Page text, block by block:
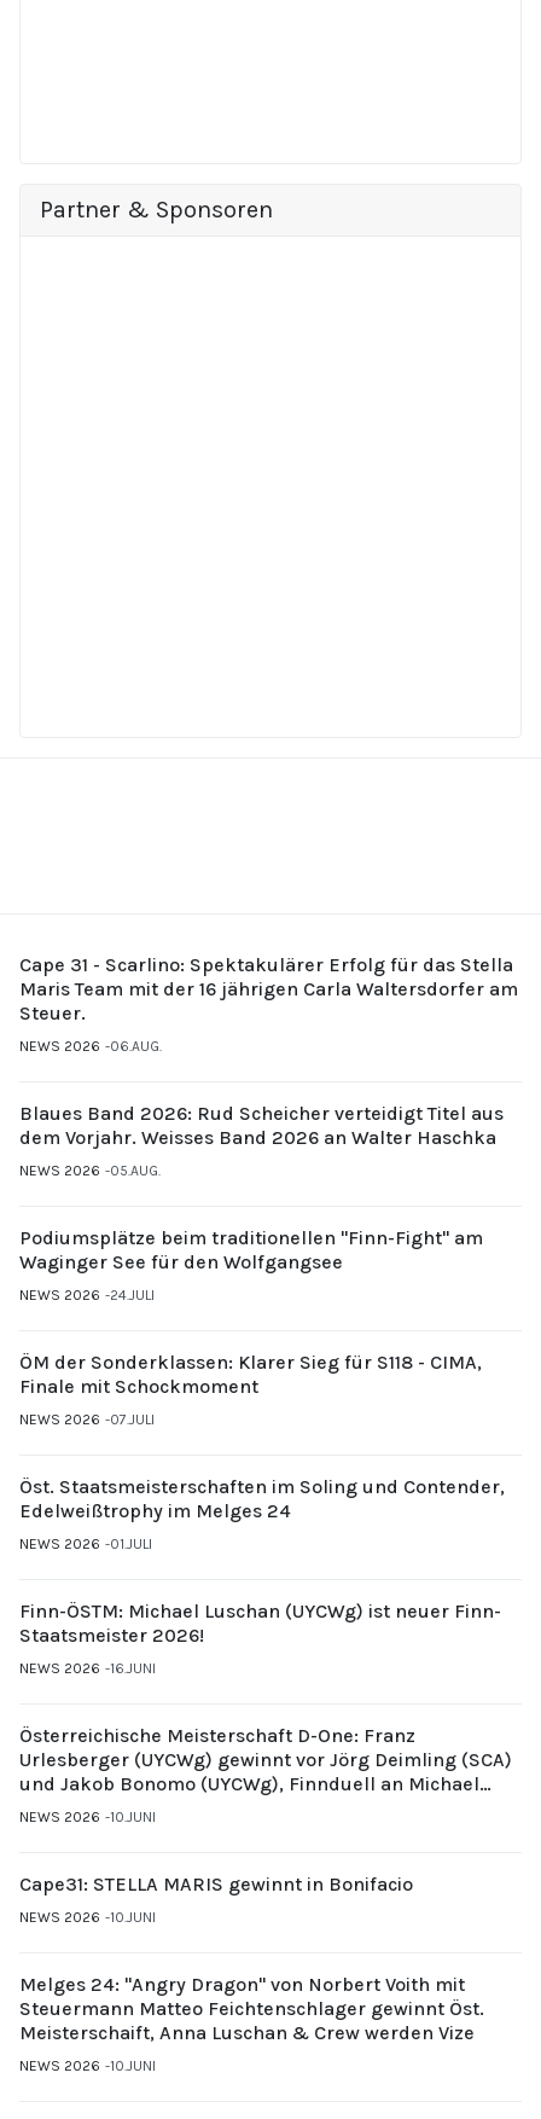
Partner & Sponsoren
Cape 31 - Scarlino: Spektakulärer Erfolg für das Stella
Maris Team mit der 16 jährigen Carla Waltersdorfer am
Steuer.
NEWS 2026 06.AUG.
Blaues Band 2026: Rud Scheicher verteidigt Titel aus
dem Vorjahr. Weisses Band 2026 an Walter Haschka
NEWS 2026 05.AUG.
Podiumsplätze beim traditionellen "Finn-Fight" am
Waginger See für den Wolfgangsee
NEWS 2026 24.JULI
ÖM der Sonderklassen: Klarer Sieg für S118 - CIMA,
Finale mit Schockmoment
NEWS 2026 07.JULI
Öst. Staatsmeisterschaften im Soling und Contender,
Edelweißtrophy im Melges 24
NEWS 2026 01.JULI
Finn-ÖSTM: Michael Luschan (UYCWg) ist neuer Finn-
Staatsmeister 2026!
NEWS 2026 16.JUNI
Österreichische Meisterschaft D-One: Franz
Urlesberger (UYCWg) gewinnt vor Jörg Deimling (SCA)
und Jakob Bonomo (UYCWg), Finnduell an Michael
Gubi (UYCMo)
NEWS 2026 10.JUNI
Cape31: STELLA MARIS gewinnt in Bonifacio
NEWS 2026 10.JUNI
Melges 24: "Angry Dragon" von Norbert Voith mit
Steuermann Matteo Feichtenschlager gewinnt Öst.
Meisterschaift, Anna Luschan & Crew werden Vize
NEWS 2026 10.JUNI